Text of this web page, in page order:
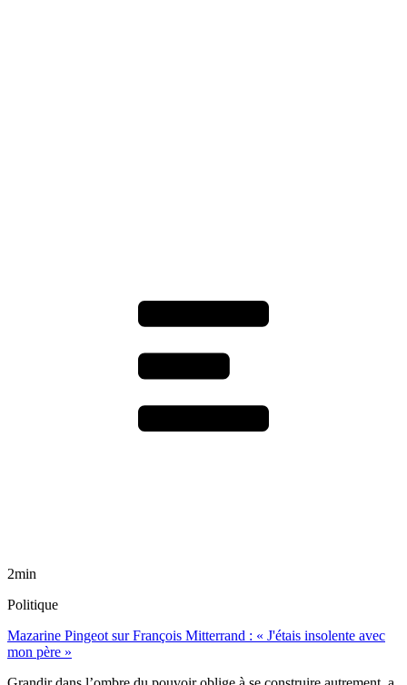
2min
Politique
Mazarine Pingeot sur François Mitterrand : « J'étais insolente avec
mon père »